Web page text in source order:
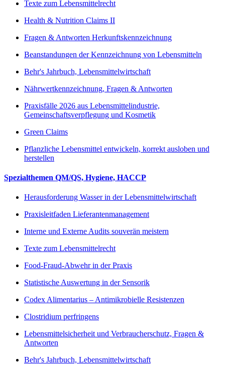
Texte zum Lebensmittelrecht
Health & Nutrition Claims II
Fragen & Antworten Herkunftskennzeichnung
Beanstandungen der Kennzeichnung von Lebensmitteln
Behr's Jahrbuch, Lebensmittelwirtschaft
Nährwertkennzeichnung, Fragen & Antworten
Praxisfälle 2026 aus Lebensmittelindustrie,
Gemeinschaftsverpflegung und Kosmetik
Green Claims
Pflanzliche Lebensmittel entwickeln, korrekt ausloben und
herstellen
Spezialthemen QM/QS, Hygiene, HACCP
Herausforderung Wasser in der Lebensmittelwirtschaft
Praxisleitfaden Lieferantenmanagement
Interne und Externe Audits souverän meistern
Texte zum Lebensmittelrecht
Food-Fraud-Abwehr in der Praxis
Statistische Auswertung in der Sensorik
Codex Alimentarius – Antimikrobielle Resistenzen
Clostridium perfringens
Lebensmittelsicherheit und Verbraucherschutz, Fragen &
Antworten
Behr's Jahrbuch, Lebensmittelwirtschaft